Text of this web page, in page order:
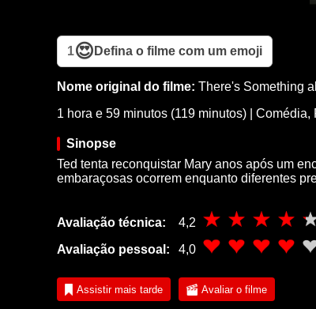
1😍 Defina o filme com um emoji
Nome original do filme: There's Something
1 hora e 59 minutos (119 minutos)
Comédia,
Sinopse
Ted tenta reconquistar Mary anos após um
embaraçosas ocorrem enquanto diferentes
Avaliação técnica: 4,2
Avaliação pessoal:
4,0
Assistir mais tarde Avaliar o filme